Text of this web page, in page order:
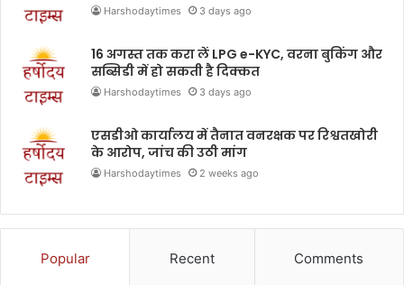
Harshodaytimes 3 days ago
16 अगस्त तक करा लें LPG e-KYC, वरना बुकिंग और
सब्सिडी में हो सकती है दिक्कत
Harshodaytimes 3 days ago
एसडीओ कार्यालय में तैनात वनरक्षक पर रिश्वतखोरी
के आरोप, जांच की उठी मांग
Harshodaytimes 2 weeks ago
Popular Recent Comments